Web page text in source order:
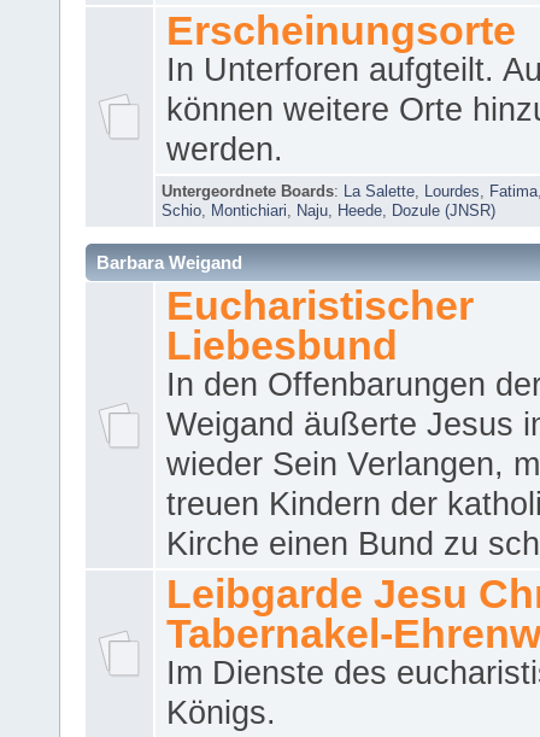
Erscheinungsorte
In Unterforen aufgteilt.
können weitere Orte
werden.
Untergeordnete Boards: La Salette Lourdes Fatima
Schio
Montichiari Naju Heede Dozule (JNSR)
Barbara Weigand
Eucharistischer
Liebesbund
In den Offenbarungen
Weigand äußerte Jesus
wieder Sein Verlangen,
treuen Kindern der
Kirche einen Bund zu
Leibgarde Jesu
Tabernakel-
Im Dienste des
Königs.